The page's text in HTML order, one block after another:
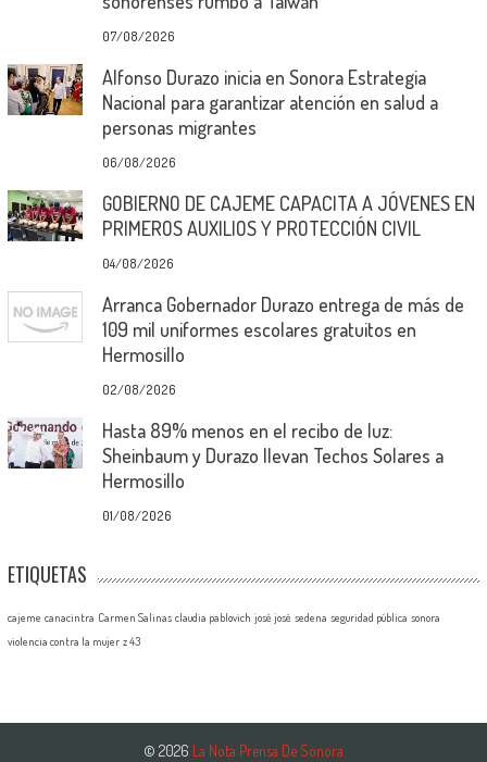
07/08/2026
Alfonso Durazo inicia en Sonora Estrategia
Nacional para garantizar atención en salud a
personas migrantes
06/08/2026
GOBIERNO DE CAJEME CAPACITA A JÓVENES EN
PRIMEROS AUXILIOS Y PROTECCIÓN CIVIL
04/08/2026
Arranca Gobernador Durazo entrega de más de
109 mil uniformes escolares gratuitos en
Hermosillo
02/08/2026
Hasta 89% menos en el recibo de luz:
Sheinbaum y Durazo llevan Techos Solares a
Hermosillo
01/08/2026
ETIQUETAS
cajeme canacintra Carmen Salinas claudia pablovich josé josé sedena seguridad pública sonora
violencia contra la mujer z 43
© 2026 La Nota Prensa De Sonora